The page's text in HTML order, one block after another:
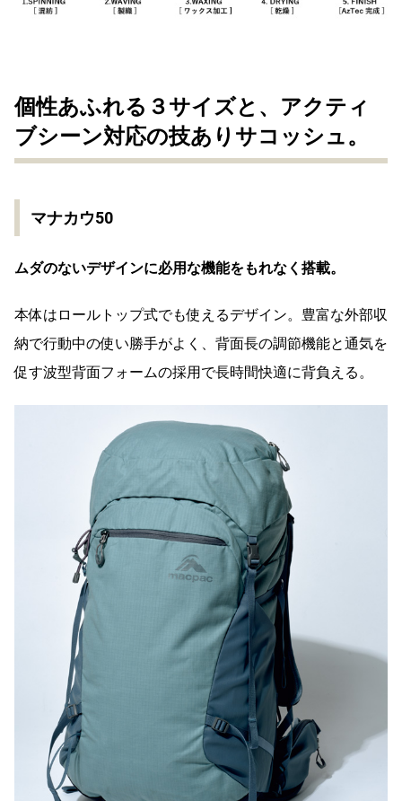
個性あふれる３サイズと、アクティ
ブシーン対応の技ありサコッシュ。
マナカウ50
ムダのないデザインに必用な機能をもれなく搭載。
本体はロールトップ式でも使えるデザイン。豊富な外部収
納で行動中の使い勝手がよく、背面長の調節機能と通気を
促す波型背面フォームの採用で長時間快適に背負える。